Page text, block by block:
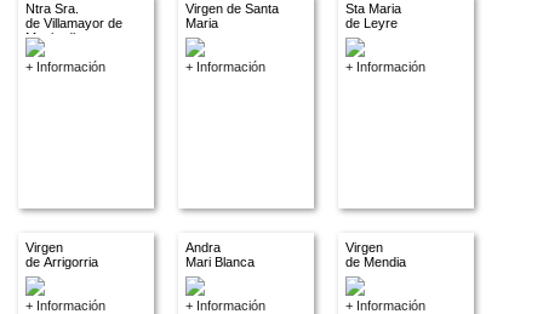
Ntra Sra.
de Villamayor de
Monjardin
+ Información
Virgen de Santa
Maria
+ Información
Sta Maria
de Leyre
+ Información
Virgen
de Arrigorria
+ Información
Andra
Mari Blanca
+ Información
Virgen
de Mendia
+ Información